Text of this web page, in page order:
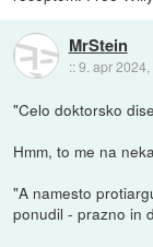
MrStein
::9. apr 2024,
"Celo doktorsko
Hmm, to me na
"A namesto
ponudil - prazno in